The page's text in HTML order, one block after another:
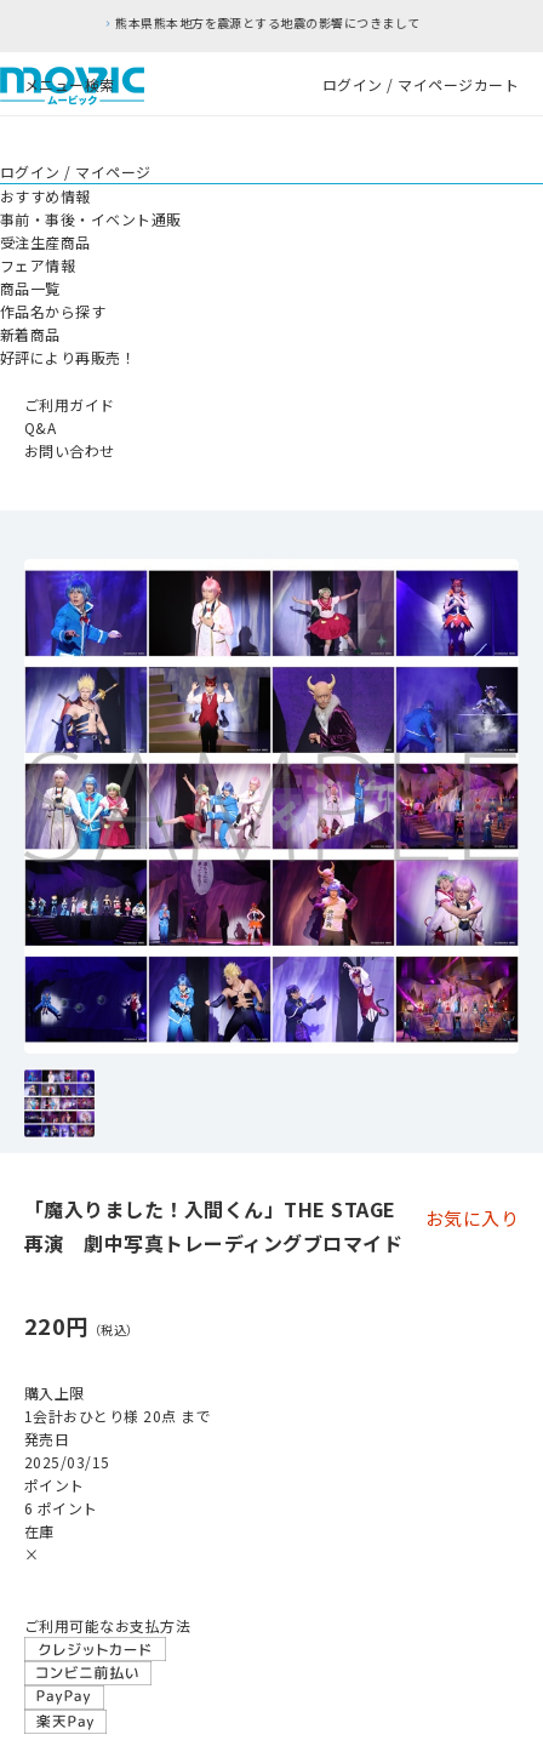
する地震の影響につきまして
メニュー検索 ログイン / マイページカート
ログイン / マイページ
おすすめ情報
事前・事後・イベント通販
受注生産商品
フェア情報
商品一覧
作品名から探す
新着商品
好評により再販売！
ご利用ガイド
Q&A
お問い合わせ
「魔入りました！入間くん」THE STAGE
再演 劇中写真トレーディングブロマイド
お気に入り
220円
購入上限
1会計おひとり様 20点 まで
発売日
2025/03/15
ポイント
6 ポイント
在庫
×
ご利用可能なお支払方法